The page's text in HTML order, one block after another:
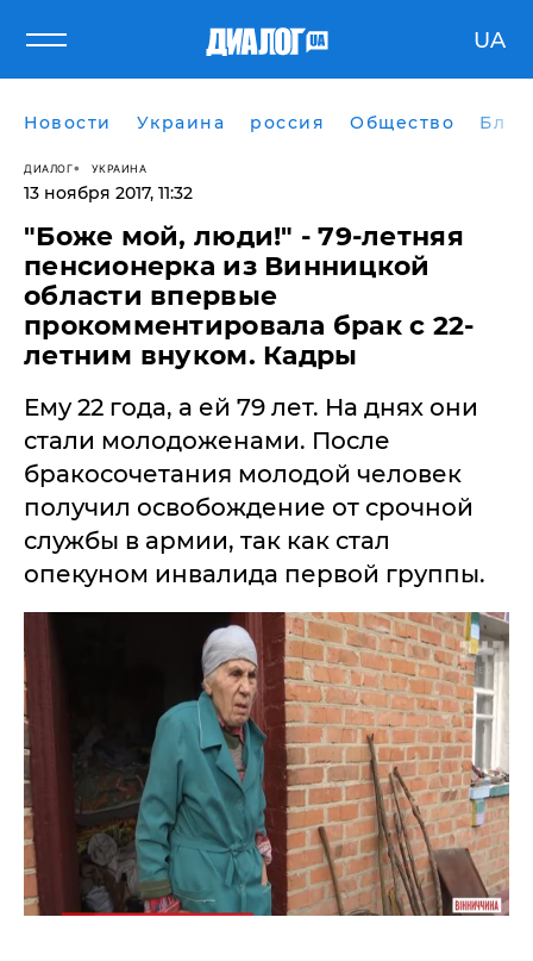
UA
Новости Украина россия Общество
ДИАЛОГ УКРАИНА
13 ноября 2017, 11:32
"Боже мой, люди!" - 79-летняя
пенсионерка из Винницкой
области впервые
прокомментировала брак с 22-
летним внуком. Кадры
Ему 22 года, а ей 79 лет. На днях они
стали молодоженами. После
бракосочетания молодой человек
получил освобождение от срочной
службы в армии, так как стал
опекуном инвалида первой группы.